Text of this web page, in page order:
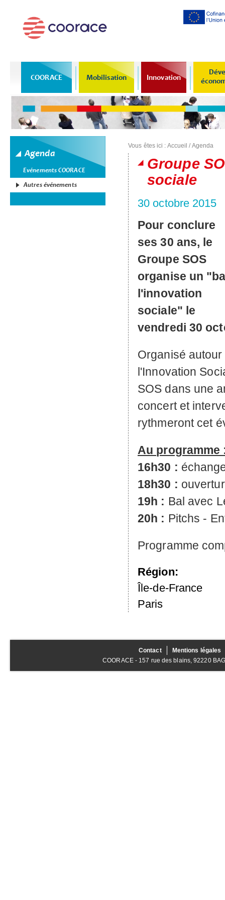
COORACE Mobilisation Innovation
Agenda
Evénements COORACE
Autres événements
Vous êtes ici : Accueil /Agenda
Groupe
sociale
30 octobre 2015
Pour conclure
ses 30 ans, le
Groupe SOS
organise un
l'innovation
sociale" le
vendredi 30
Organisé
l'Innovation
SOS dans une
concert et
rythmeront cet
Au programme
16h30 :
18h30 :
19h : Bal avec
20h : Pitchs -
Programme
Région:
Île-de-France
Paris
Contact
Mentions légales
COORACE - 157 rue des blains, 92220